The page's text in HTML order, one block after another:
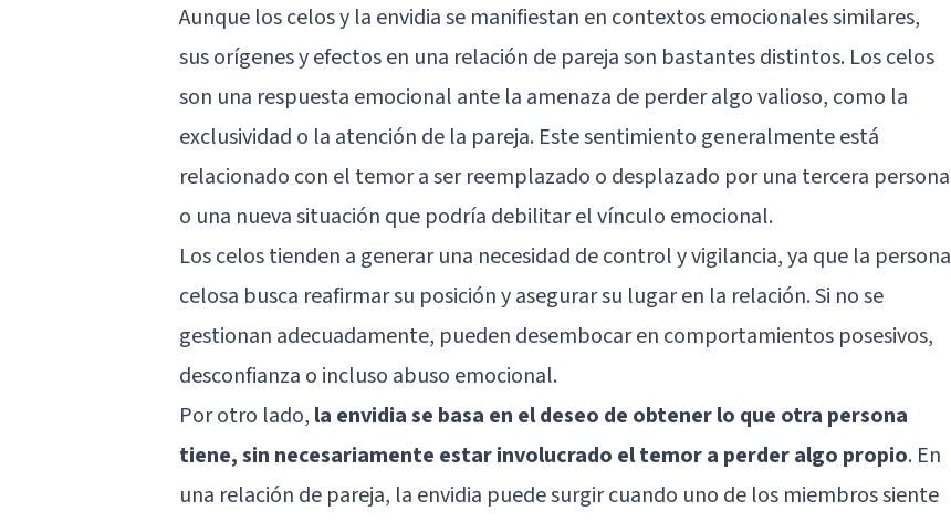
Aunque los celos y la envidia se manifiestan en contextos emocionales similares,
sus orígenes y efectos en una relación de pareja son bastantes distintos. Los celos
son una respuesta emocional ante la amenaza de perder algo valioso, como la
exclusividad o la atención de la pareja. Este sentimiento generalmente está
relacionado con el temor a ser reemplazado o desplazado por una tercera persona
o una nueva situación que podría debilitar el vínculo emocional.
Los celos tienden a generar una necesidad de control y vigilancia, ya que la persona
celosa busca reafirmar su posición y asegurar su lugar en la relación. Si no se
gestionan adecuadamente, pueden desembocar en comportamientos posesivos,
desconfianza o incluso abuso emocional.
Por otro lado, la envidia se basa en el deseo de obtener lo que otra persona
tiene, sin necesariamente estar involucrado el temor a perder algo propio. En
una relación de pareja, la envidia puede surgir cuando uno de los miembros siente